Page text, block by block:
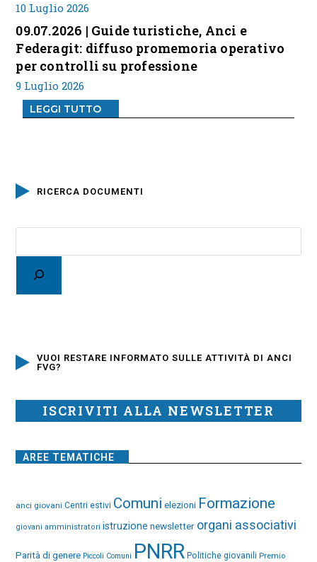
10 Luglio 2026
09.07.2026 | Guide turistiche, Anci e
Federagit: diffuso promemoria operativo
per controlli su professione
9 Luglio 2026
LEGGI TUTTO
RICERCA DOCUMENTI
VUOI RESTARE INFORMATO SULLE ATTIVITÀ DI ANCI
FVG?
ISCRIVITI ALLA NEWSLETTER
AREE TEMATICHE
anci giovani Centri estivi Comuni elezioni Formazione
giovani amministratori istruzione newsletter organi associativi
Parità di genere Piccoli Comuni PNRR Politiche giovanili Premio